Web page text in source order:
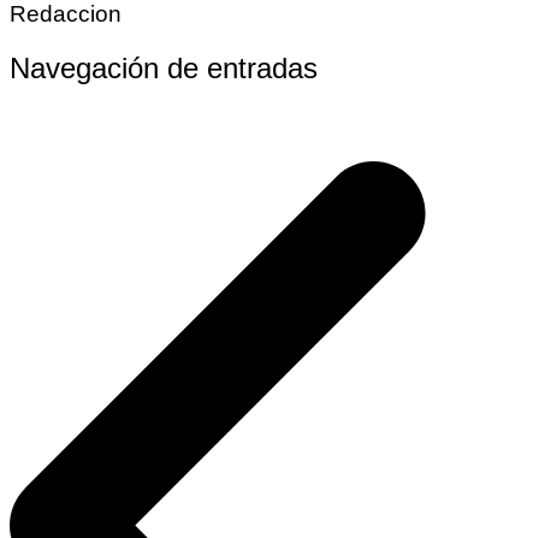
Redaccion
Navegación de entradas